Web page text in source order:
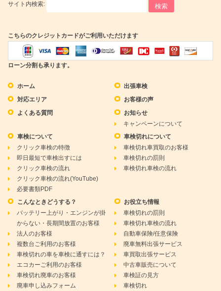
サイト内検索:
こちらのクレジットカードがご利用いただけます
ローン分割も承ります。
ホーム
出張車検
対応エリア
お客様の声
よくある質問
お知らせ
キャンペーンについて
車検について
クリック車検の特徴
即日最短で車検出すには
クリック車検の流れ
クリック車検の流れ(YouTube)
必要書類PDF
車検切れについて
車検切れ車買取のお客様
車検切れの罰則
車検切れ車検の流れ
こんなときどうする？
バッテリー上がり・エンジンが掛
からない・長期間放置のお客様
法人のお客様
複数台ご利用のお客様
車検切れの車を車検に通すには？
エコカーご利用のお客様
車検切れ廃車のお客様
廃車申し込みフォーム
お役立ち情報
車検切れの罰則
車検切れ車検の流れ
自動車保険/任意保険
廃車無料出張サービス
車買取出張サービス
中古車販売について
車検証の見方
車検切れ